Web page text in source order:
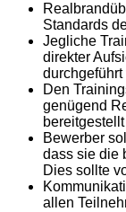
Standards
Jegliche
direkter
durchgeführt
Den
genügend
Bewerber
dass sie die
Dies sollte
allen